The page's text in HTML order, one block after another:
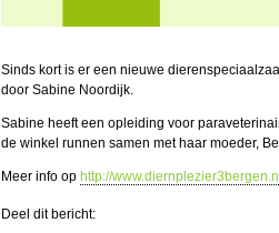
Sinds kort is er een nieuwe
door Sabine Noordijk.
Sabine heeft een opleiding voor
de winkel runnen samen met haar moeder,
Meer info op http://
Deel dit bericht: